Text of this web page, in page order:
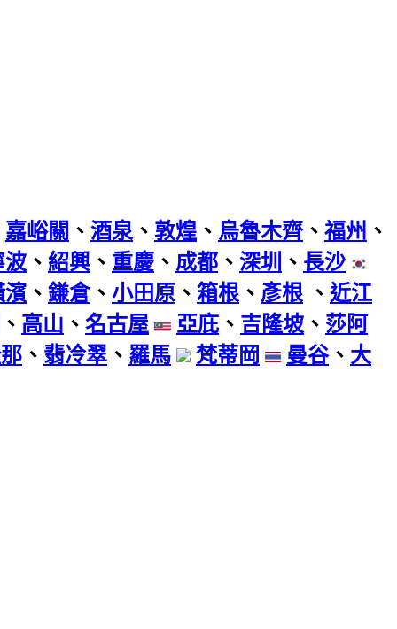
嘉峪關 、 酒泉 、 敦煌 、 烏魯木齊、 福州 、
波 、 紹興 、 重慶、 成都 、 深圳 、 長沙
濱 、 鎌倉、 小田原 、 箱根 、 彥根 、 近江
、 高山 、 名古屋 亞庇 、 吉隆坡 、 莎阿
、 翡冷翠 、 羅馬 梵蒂岡 曼谷、 大